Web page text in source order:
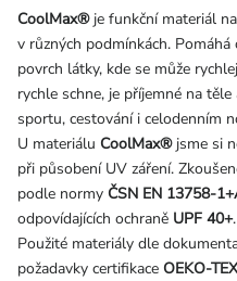
CoolMax®je funkční materiál
v různých podmínkách.
povrch látky, kde se může
rychle schne, je příjemné na
sportu, cestování i celodenním
U materiálu CoolMax®jsme si
při působení UV záření.
podle normy ČSN EN 13758-
odpovídajících ochraně UPF 40+.
Použité materiály dle
požadavky certifikace OEKO-